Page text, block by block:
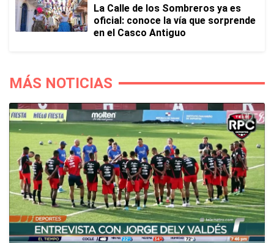
La Calle de los Sombreros ya es
oficial: conoce la vía que sorprende
en el Casco Antiguo
MÁS NOTICIAS